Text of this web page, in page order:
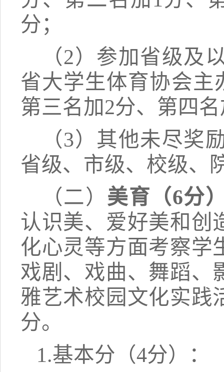
分；
（2）参加省级及
省大学生体育协会主
第三名加2分、 第四
（3） 其他未尽奖
省级、市级、校级、
（二） 美育 （6分
认识美、爱好美和创
化心灵等方面考察学
戏剧、戏曲、舞蹈、
雅艺术校园文化实践
分。
1.基本分（4分）：